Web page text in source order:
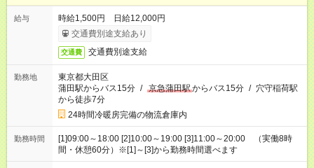
給与
時給1,500円 日給12,000円
交通費別途支給あり
交通費 交通費別途支給
勤務地
東京都大田区
蒲田駅からバス15分 / 京急蒲田駅からバス15分 / 穴守稲荷駅
から徒歩7分
24時間冷暖房完備の物流倉庫内
勤務時間
[1]09:00～18:00 [2]10:00～19:00 [3]11:00～20:00 （実働8時
間・休憩60分）※[1]～[3]から勤務時間選べます